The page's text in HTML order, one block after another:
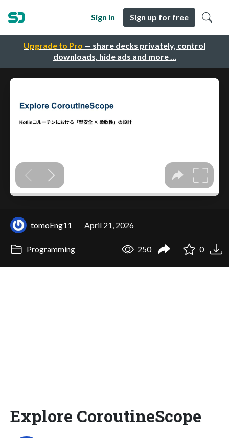
Upgrade to Pro — share decks privately, control
downloads, hide ads and more …
Sign in Sign up for free
tomoEng11 April 21, 2026
Programming 250 0
Explore CoroutineScope